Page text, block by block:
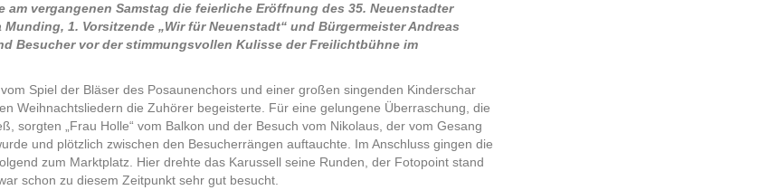
am vergangenen Samstag die feierliche Eröffnung des 35. Neuenstadter
1. Vorsitzende „Wir für Neuenstadt“ und Bürgermeister Andreas
Besucher vor der stimmungsvollen Kulisse der Freilichtbühne im
Spiel der Bläser des Posaunenchors und einer großen singenden Kinderschar
Weihnachtsliedern die Zuhörer begeisterte. Für eine gelungene Überraschung, die
sorgten „Frau Holle“ vom Balkon und der Besuch vom Nikolaus, der vom Gesang
und plötzlich zwischen den Besucherrängen auftauchte. Im Anschluss gingen die
zum Marktplatz. Hier drehte das Karussell seine Runden, der Fotopoint stand
schon zu diesem Zeitpunkt sehr gut besucht.